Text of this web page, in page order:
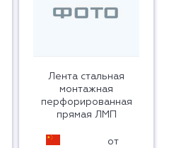
Лента стальная
монтажная
перфорированная
прямая ЛМП
от